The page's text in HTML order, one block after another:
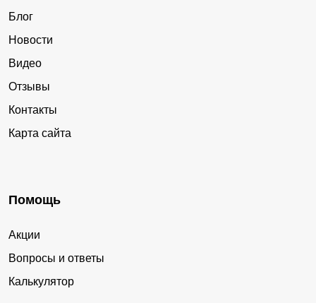
Блог
Новости
Видео
Отзывы
Контакты
Карта сайта
Помощь
Акции
Вопросы и ответы
Калькулятор